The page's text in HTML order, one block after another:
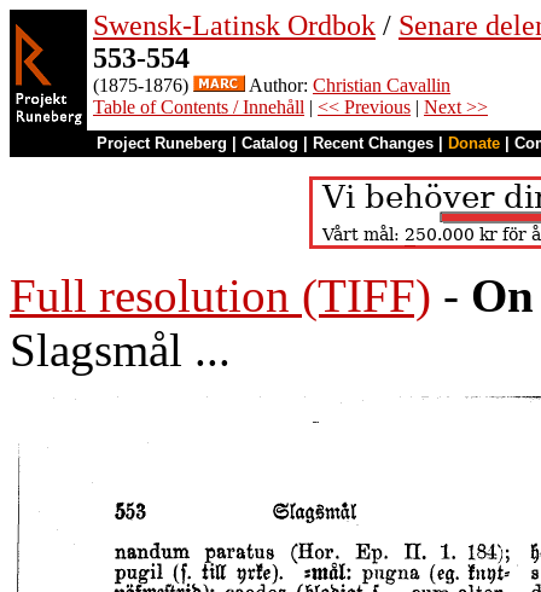
Swensk-Latinsk Ordbok / Senare
553-554
(1875-1876) Author: Christian Cavallin
Table of Contents / Innehåll | << Previous | Next >>
Project Runeberg Catalog Recent Changes Donate
Full resolution (TIFF) -
Slagsmål ...